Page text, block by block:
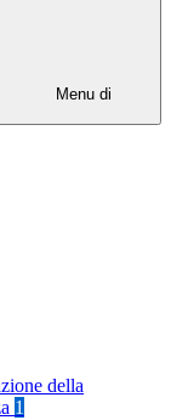
Menu di
della
1